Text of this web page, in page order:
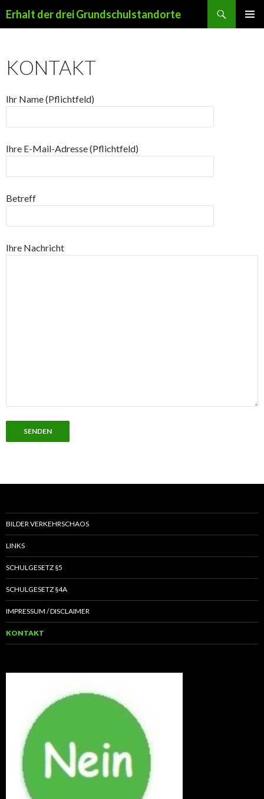
Erhalt der drei Grundschulstandorte
KONTAKT
Ihr Name (Pflichtfeld)
Ihre E-Mail-Adresse (Pflichtfeld)
Betreff
Ihre Nachricht
BILDER VERKEHRSCHAOS
LINKS
SCHULGESETZ §5
SCHULGESETZ §4A
IMPRESSUM / DISCLAIMER
KONTAKT